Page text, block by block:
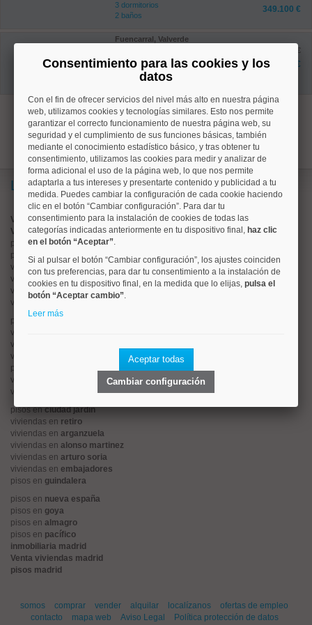
3 dormitorios
2 baños
349.100 €
Fuencarral, Valverde
76 m²
3 dormitorios
1 baños
antes 331.000 €
309.300 €
1
Lo más buscado
Valorar vivienda online
Vender piso
pisos enchamberí
pisos en moncloa
viviendas en
argüelles
viviendas en
tetuán
viviendas en cuatro caminos
viviendas en
chamartín
pisos en
viviendas en
viviendas en
viviendas en
pisos en
viviendas en
viviendas en
pisos enciudad jardín
viviendas en retiro
viviendas en arganzuela
viviendas en alonso martinez
viviendas en arturo soria
viviendas en embajadores
pisos en guindalera
pisos en nueva españa
pisos en goya
pisos en almagro
pisos en pacífico
inmobiliaria madrid
Venta viviendas madrid
pisos madrid
somos comprar vender alquilar localízanos
ofertas de empleo
contacto
mapa web Aviso Legal Política protección de datos
Consentimiento para las cookies y los
datos
Con el fin de ofrecer servicios del nivel más alto en nuestra página
web, utilizamos cookies y tecnologías similares. Esto nos permite
garantizar el correcto funcionamiento de nuestra página web, su
seguridad y el cumplimiento de sus funciones básicas, también
mediante el conocimiento estadístico básico, y tras obtener tu
consentimiento, utilizamos las cookies para medir y analizar de
forma adicional el uso de la página web, lo que nos permite
adaptarla a tus intereses y presentarte contenido y publicidad a tu
medida. Puedes cambiar la configuración de cada cookie haciendo
clic en el botón “Cambiar configuración”. Para dar tu
consentimiento para la instalación de cookies de todas las
categorías indicadas anteriormente en tu dispositivo final, haz clic
en el botón “Aceptar”.
Si al pulsar el botón “Cambiar configuración”, los ajustes coinciden
con tus preferencias, para dar tu consentimiento a la instalación de
cookies en tu dispositivo final, en la medida que lo elijas, pulsa el
botón “Aceptar cambio”.
Leer más
Aceptar todas
Cambiar configuración